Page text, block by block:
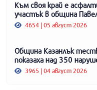
Към своя край е
участък в община
4654 | 05 август 2026
Община Казанлък
показаха над 350
3965 | 04 август 2026